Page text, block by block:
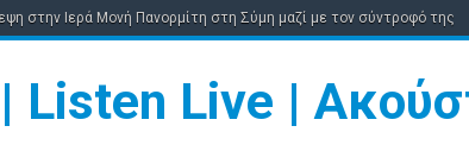
στην Ιερά Μονή Πανορμίτη στη Σύμη μαζί με τον σύντροφό της